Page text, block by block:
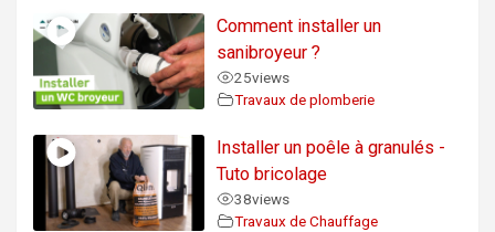
Comment installer un
sanibroyeur ?
25views
Travaux de plomberie
Installer un poêle à granulés -
Tuto bricolage
38views
Travaux de Chauffage